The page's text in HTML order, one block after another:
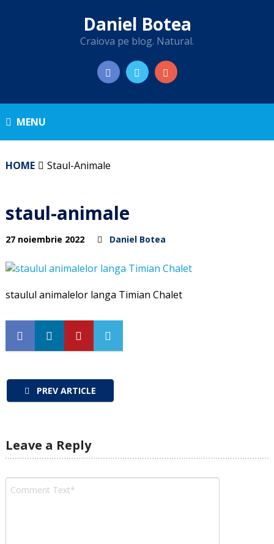
Daniel Botea
Craiova pe blog. Natural.
MENU
HOME Staul-Animale
staul-animale
27 noiembrie 2022 Daniel Botea
staulul animalelor langa Timian Chalet
PREV ARTICLE
Leave a Reply